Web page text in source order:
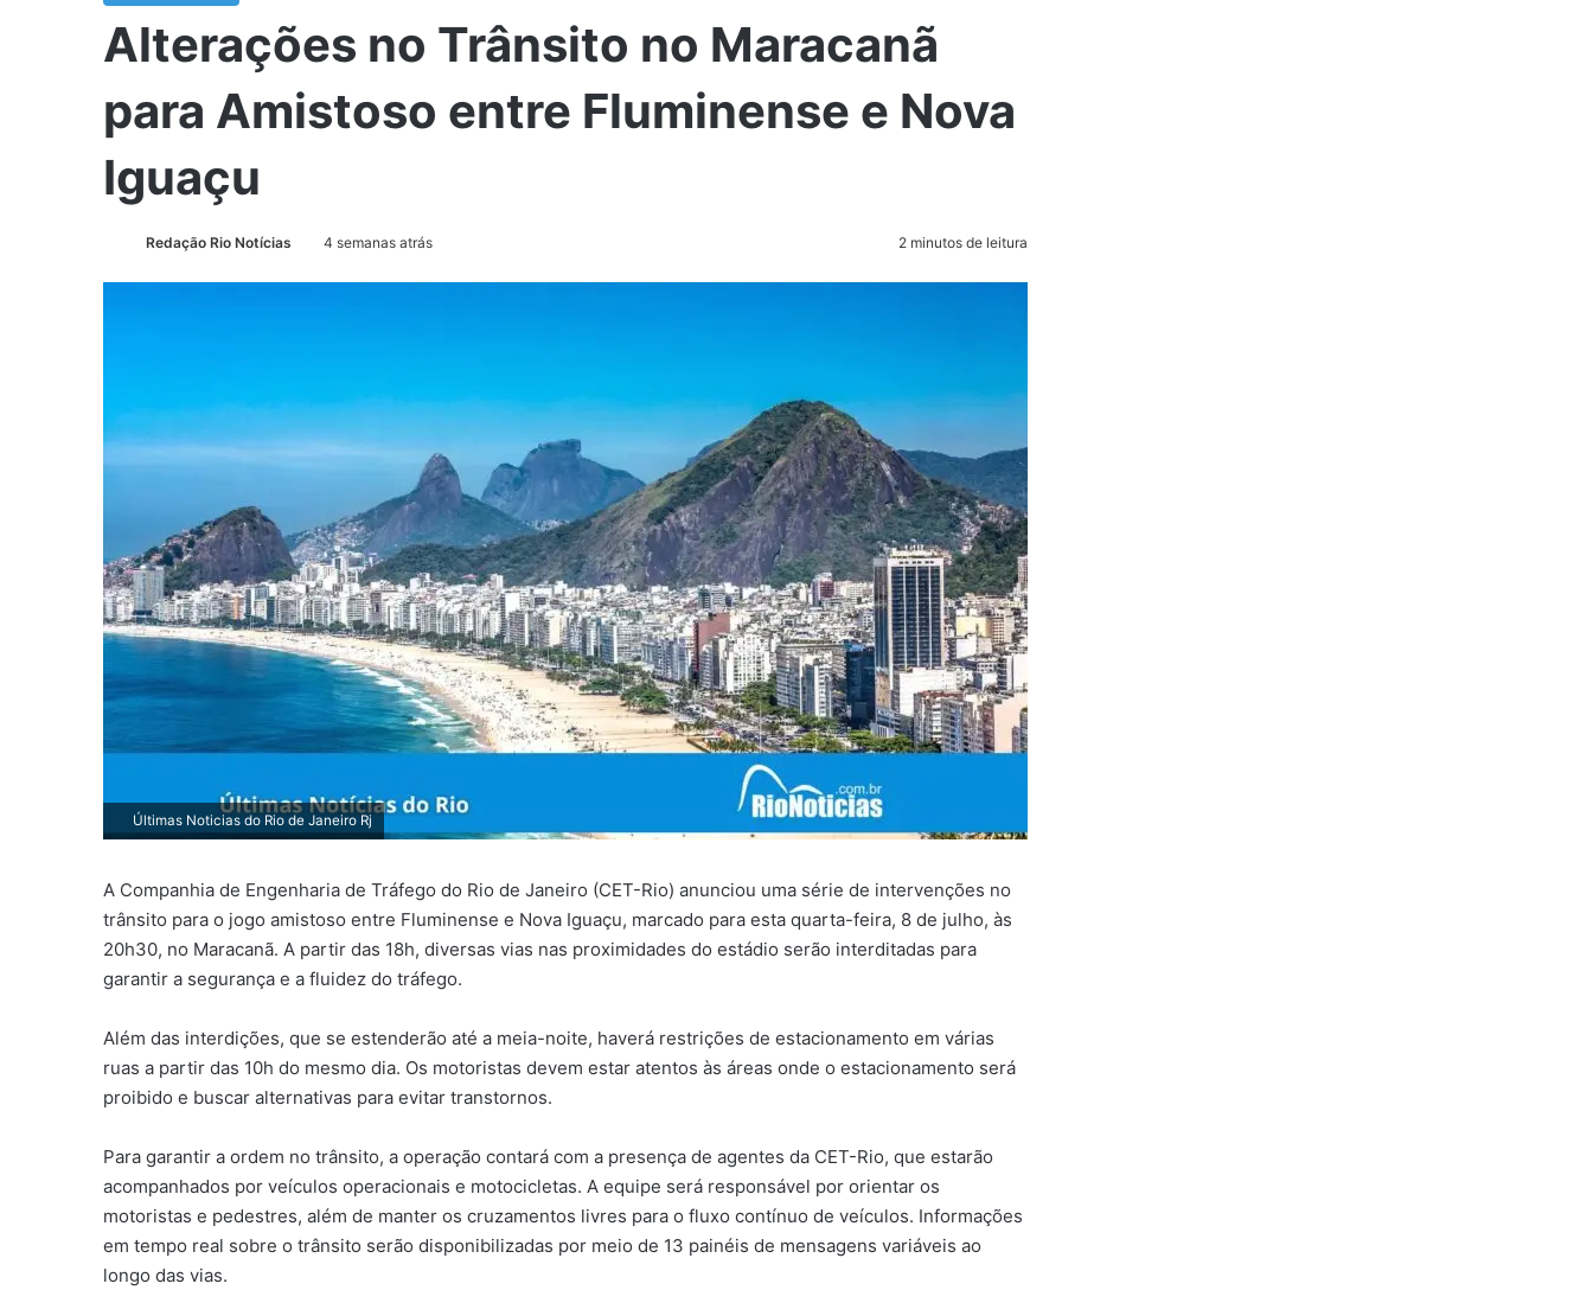
Alterações no Trânsito no Maracanã
para Amistoso entre Fluminense e Nova
Iguaçu
Redação Rio Notícias 4 semanas atrás 2 minutos de leitura
Últimas Noticias do Rio de Janeiro Rj
A Companhia de Engenharia de Tráfego do Rio de Janeiro (CET-Rio) anunciou uma série de intervenções no
trânsito para o jogo amistoso entre Fluminense e Nova Iguaçu, marcado para esta quarta-feira, 8 de julho, às
20h30, no Maracanã. A partir das 18h, diversas vias nas proximidades do estádio serão interditadas para
garantir a segurança e a fluidez do tráfego.
Além das interdições, que se estenderão até a meia-noite, haverá restrições de estacionamento em várias
ruas a partir das 10h do mesmo dia. Os motoristas devem estar atentos às áreas onde o estacionamento será
proibido e buscar alternativas para evitar transtornos.
Para garantir a ordem no trânsito, a operação contará com a presença de agentes da CET-Rio, que estarão
acompanhados por veículos operacionais e motocicletas. A equipe será responsável por orientar os
motoristas e pedestres, além de manter os cruzamentos livres para o fluxo contínuo de veículos. Informações
em tempo real sobre o trânsito serão disponibilizadas por meio de 13 painéis de mensagens variáveis ao
longo das vias.